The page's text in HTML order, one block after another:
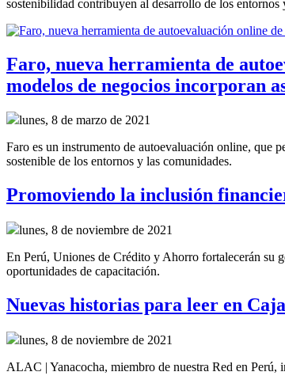
sostenibilidad contribuyen al desarrollo de los
Faro, nueva herramienta de
modelos de negocios incorporan
lunes, 8 de marzo de 2021
Faro es un instrumento de autoevaluación online, que
sostenible de los entornos y las comunidades.
Promoviendo la inclusión
lunes, 8 de noviembre de 2021
En Perú, Uniones de Crédito y Ahorro fortalecerán su
oportunidades de capacitación.
Nuevas historias para leer en
lunes, 8 de noviembre de 2021
ALAC | Yanacocha, miembro de nuestra Red en Perú,